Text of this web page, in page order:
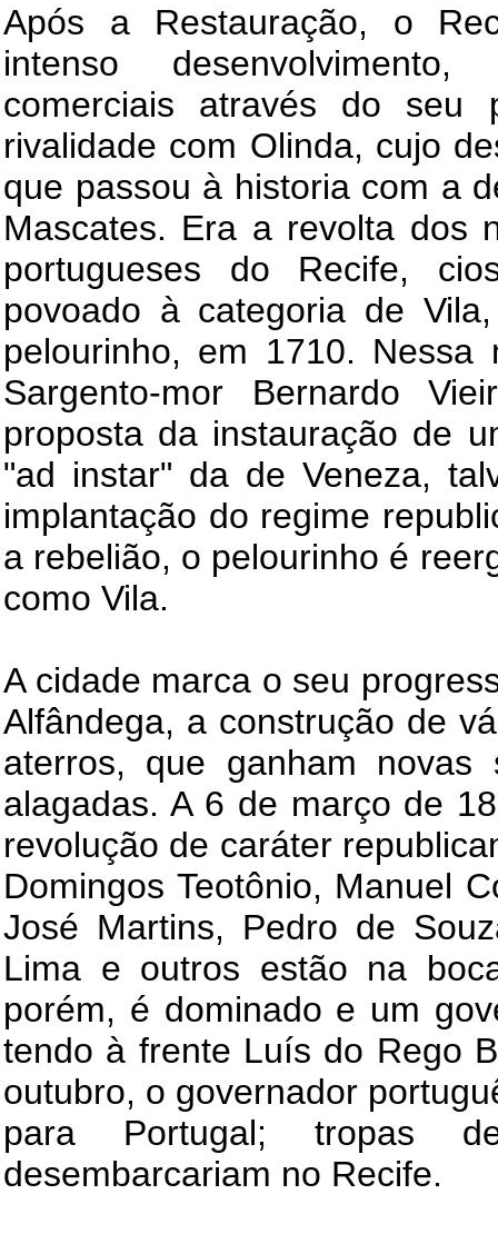
Após a Restauração, o
intenso
comerciais através do seu
rivalidade com Olinda, cujo
que passou à historia com a
Mascates. Era a revolta dos
portugueses do Recife,
povoado à categoria de
pelourinho, em 1710. Nessa
Sargento-mor Bernardo
proposta da instauração de
"ad instar" da de Veneza,
implantação do regime
a rebelião, o pelourinho é
como Vila.
A cidade marca o seu
Alfândega, a construção de
aterros, que ganham
alagadas. A 6 de março de
revolução de caráter
Domingos Teotônio, Manuel
José Martins, Pedro de
Lima e outros estão na
porém, é dominado e um
tendo à frente Luís do Rego
outubro, o governador
para Portugal; tropas
desembarcariam no Recife.